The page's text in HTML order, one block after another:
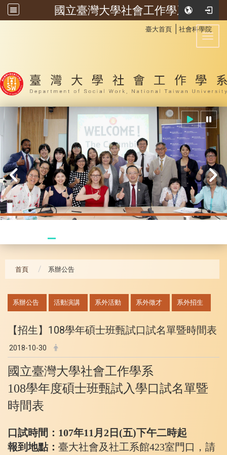
國立臺灣大學社會工作學系
臺大首頁 社會科學院
首頁 系辦公告
系辦公告 活動演講 系外活動 系外徵才 系外招生
【招生】108學年碩士班甄試口試名單暨時間表
2018-10-30
國立臺灣大學社會工作學系
108學年度碩士班甄試入學口試名單暨
時間表
口試時間：107年11月2日(五)下午二時起
報到地點： 臺大社會及社工系館423室門口，請